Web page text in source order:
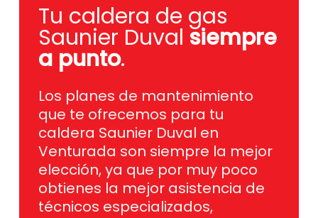
Tu caldera de gas
Saunier Duval siempre
a punto.
Los planes de mantenimiento
que te ofrecemos para tu
caldera Saunier Duval en
Venturada son siempre la mejor
elección, ya que por muy poco
obtienes la mejor asistencia de
técnicos especializados,